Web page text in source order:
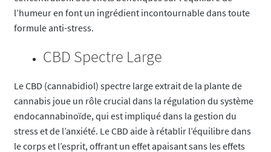
l’humeur en font un ingrédient incontournable dans toute
formule anti-stress.
CBD Spectre Large
Le CBD (cannabidiol) spectre large extrait de la plante de
cannabis joue un rôle crucial dans la régulation du système
endocannabinoïde, qui est impliqué dans la gestion du
stress et de l’anxiété. Le CBD aide à rétablir l’équilibre dans
le corps et l’esprit, offrant un effet apaisant sans les effets